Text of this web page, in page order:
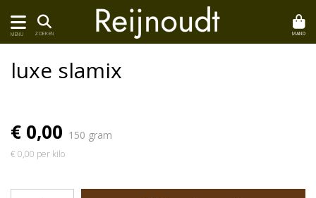
MENU ZOEKEN MAND
luxe slamix
€ 0,00 150 gram
€ 0,00 per kilo